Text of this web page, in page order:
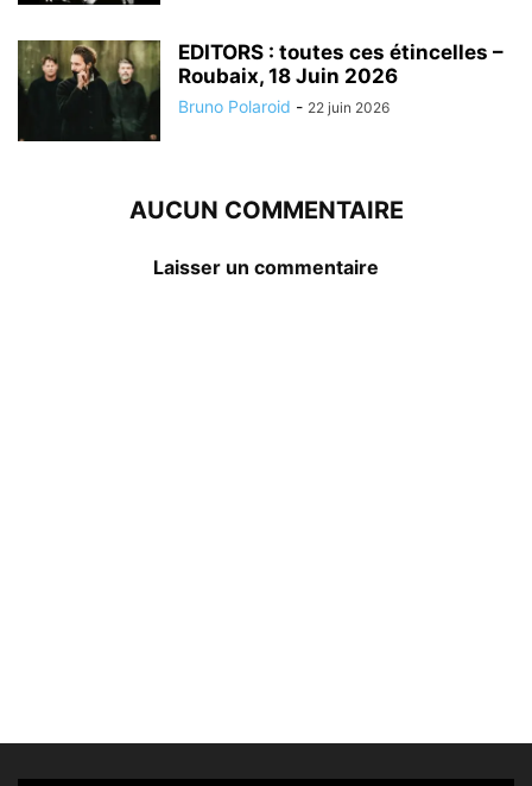
EDITORS : toutes ces étincelles –
Roubaix, 18 Juin 2026
Bruno Polaroid - 22 juin 2026
AUCUN COMMENTAIRE
Laisser un commentaire